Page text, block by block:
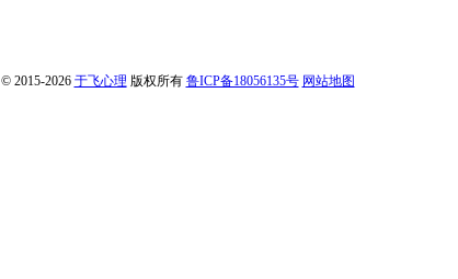
© 2015-2026 于飞心理 版权所有 鲁ICP备18056135号 网站地图